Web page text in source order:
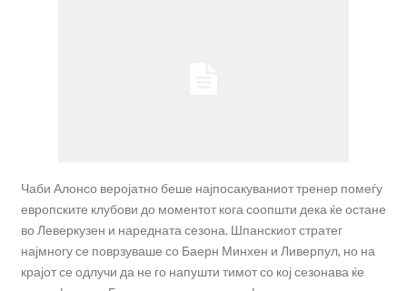
Чаби Алонсо веројатно беше најпосакуваниот тренер помеѓу
европските клубови до моментот кога соопшти дека ќе остане
во Леверкузен и наредната сезона. Шпанскиот стратег
најмногу се поврзуваше со Баерн Минхен и Ливерпул, но на
крајот се одлучи да не го напушти тимот со кој сезонава ќе